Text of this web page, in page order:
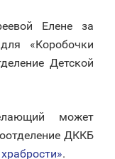
Елене за
«Коробочки
Детской
может
ДККБ
.